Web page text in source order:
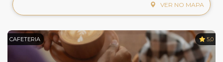
VER NO MAPA
CAFETERIA 5,0